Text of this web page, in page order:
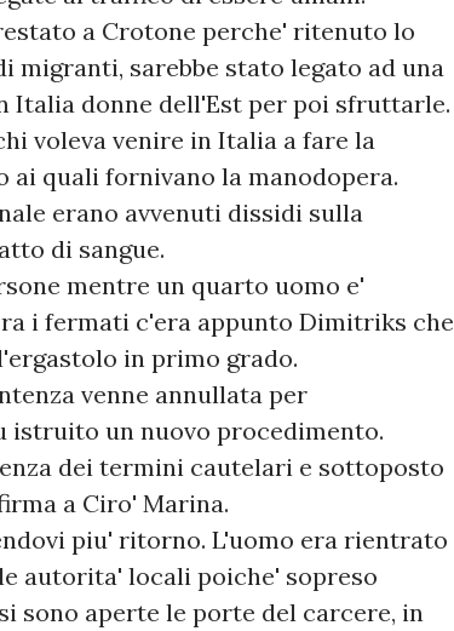
a Crotone perche' ritenuto lo
migranti, sarebbe stato legato ad una
Italia donne dell'Est per poi sfruttarle.
voleva venire in Italia a fare la
ai quali fornivano la manodopera.
erano avvenuti dissidi sulla
di sangue.
mentre un quarto uomo e'
i fermati c'era appunto Dimitriks che
in primo grado.
venne annullata per
un nuovo procedimento.
dei termini cautelari e sottoposto
a Ciro' Marina.
piu' ritorno. L'uomo era rientrato
autorita' locali poiche' sopreso
sono aperte le porte del carcere, in